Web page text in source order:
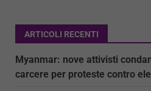
ARTICOLI RECENTI
Myanmar: nove attivisti
carcere per proteste contro